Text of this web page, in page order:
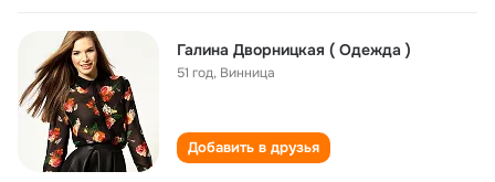
Галина Дворницкая ( Одежда )
51 год, Винница
Добавить в друзья